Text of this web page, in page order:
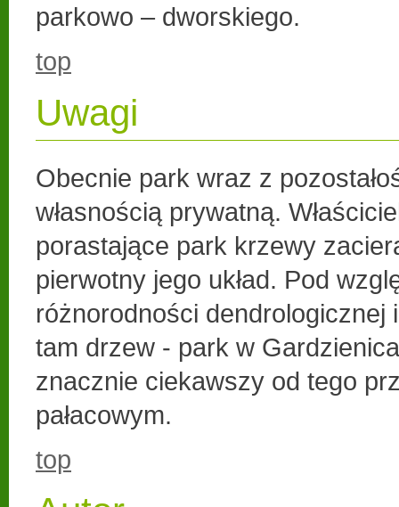
parkowo – dworskiego.
top
Uwagi
Obecnie park wraz z
własnością prywatną.
porastające park krzewy
pierwotny jego układ. Pod
różnorodności dendrologicznej
tam drzew - park w
znacznie ciekawszy od tego
pałacowym.
top